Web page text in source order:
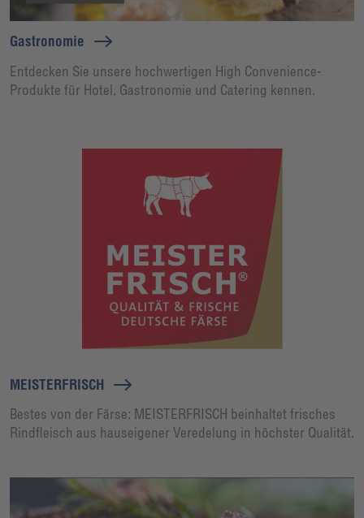
Gastronomie
Entdecken Sie unsere hochwertigen High Convenience-
Produkte für Hotel, Gastronomie und Catering kennen.
MEISTERFRISCH
Bestes von der Färse: MEISTERFRISCH beinhaltet frisches
Rindfleisch aus hauseigener Veredelung in höchster Qualität.